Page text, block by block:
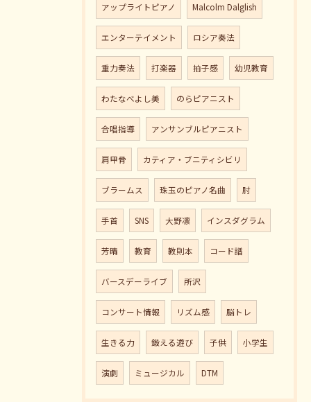
アップライトピアノ Malcolm Dalglish
エンターテイメント ロシア奏法
重力奏法 打楽器 拍子感 幼児教育
わたなべよし美 のらピアニスト
合唱指導 アンサンブルピアニスト
肩甲骨 カティア・ブニティシビリ
ブラームス 珠玉のピアノ名曲 肘
手首 SNS 大野凛 インスダグラム
芳晴 教育 教則本 コード譜
バースデーライブ 所沢
コンサート情報 リズム感 脳トレ
生きる力 鍛える遊び 子供 小学生
演劇 ミュージカル DTM